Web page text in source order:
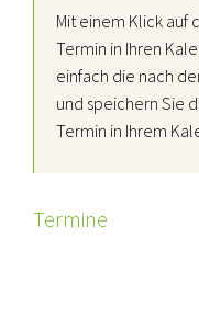
Mit einem Klick auf
Termin in Ihren
einfach die nach
und speichern Sie
Termin in Ihrem
Termine